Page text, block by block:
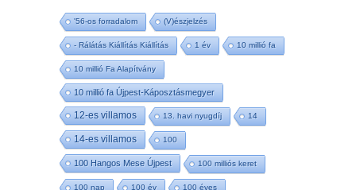
'56-os forradalom (V)észjelzés
- Rálátás Kiállítás Kiállítás 1 év 10 millió fa
10 millió Fa Alapítvány
10 millió fa Újpest-Káposztásmegyer
12-es villamos 13. havi nyugdíj 14
14-es villamos 100
100 Hangos Mese Újpest 100 milliós keret
100 nap 100 év 100 éves